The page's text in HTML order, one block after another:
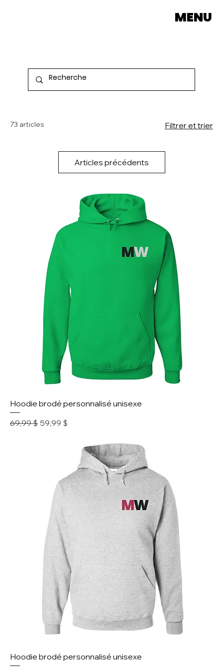
MENU
73 articles Filtrer et trier
Articles précédents
Hoodie brodé personnalisé unisexe
Prix original
69,99 $ Prix promotionnel
59,99 $
Hoodie brodé personnalisé unisexe